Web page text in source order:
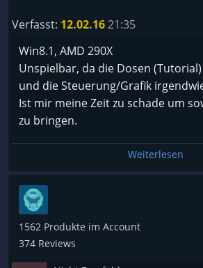
Verfasst: 12.02.1621:35
Win8.1, AMD 290X
Unspielbar, da die Dosen
und die Steuerung/Grafik
Ist mir meine Zeit zu schade um
zu bringen.
Weiterlesen
1562 Produkte im Account
374 Reviews